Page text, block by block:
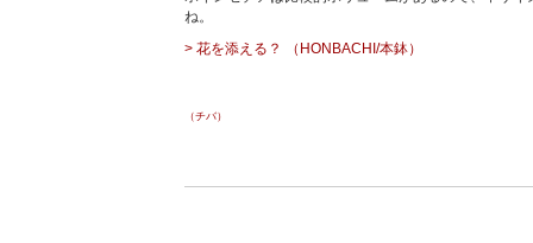
ね。
> 花を添える？ （HONBACHI/本鉢）
（チバ）